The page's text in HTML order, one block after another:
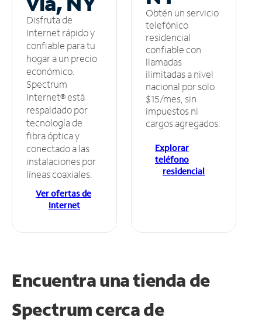
Disfruta de
Internet rápido y
confiable para tu
hogar a un precio
económico.
Spectrum
Internet® está
respaldado por
tecnología de
fibra óptica y
conectado a las
instalaciones por
líneas coaxiales.
Ver ofertas de
Internet
Obtén un servicio
telefónico
residencial
confiable con
llamadas
ilimitadas a nivel
nacional por solo
$15/mes, sin
impuestos ni
cargos agregados.
Explorar
teléfono
residencial
Encuentra una tienda de
Spectrumcerca de